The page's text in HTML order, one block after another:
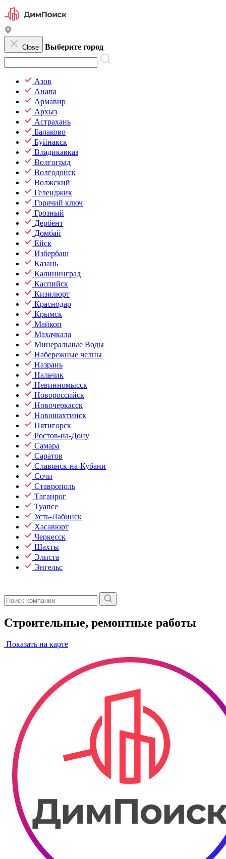
Close Выберите город
Азов
Анапа
Армавир
Архыз
Астрахань
Балаково
Буйнакск
Владикавказ
Волгоград
Волгодонск
Волжский
Геленджик
Горячий ключ
Грозный
Дербент
Домбай
Ейск
Избербаш
Казань
Калининград
Каспийск
Кизилюрт
Краснодар
Крымск
Майкоп
Махачкала
Минеральные Воды
Набережные челны
Назрань
Нальчик
Невинномысск
Новороссийск
Новочеркасск
Новошахтинск
Пятигорск
Ростов-на-Дону
Самара
Саратов
Славянск-на-Кубани
Сочи
Ставрополь
Таганрог
Туапсе
Усть-Лабинск
Хасавюрт
Черкесск
Шахты
Элиста
Энгельс
Строительные, ремонтные работы
Показать на карте